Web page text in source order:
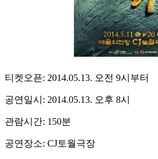
티켓오픈: 2014.05.13. 오전 9시부터
공연일시: 2014.05.13. 오후 8시
관람시간: 150분
공연장소: CJ토월극장